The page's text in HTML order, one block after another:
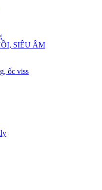
SIÊU ÂM
ốc viss